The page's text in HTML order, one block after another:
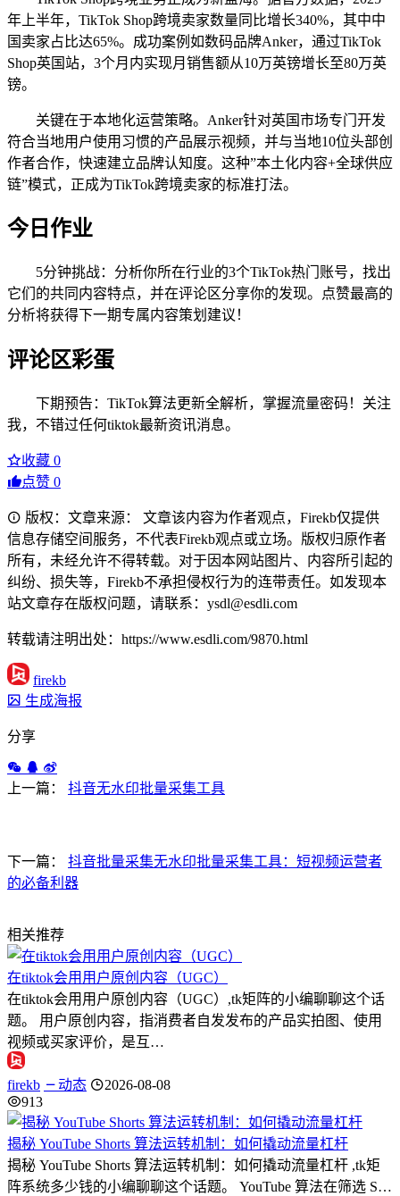
年上半年，TikTok Shop跨境卖家数量同比增长340%，其中中
国卖家占比达65%。成功案例如数码品牌Anker，通过TikTok
Shop英国站，3个月内实现月销售额从10万英镑增长至80万英
镑。
关键在于本地化运营策略。Anker针对英国市场专门开发
符合当地用户使用习惯的产品展示视频，并与当地10位头部创
作者合作，快速建立品牌认知度。这种”本土化内容+全球供应
链”模式，正成为TikTok跨境卖家的标准打法。
今日作业
5分钟挑战：分析你所在行业的3个TikTok热门账号，找出
它们的共同内容特点，并在评论区分享你的发现。点赞最高的
分析将获得下一期专属内容策划建议！
评论区彩蛋
下期预告：TikTok算法更新全解析，掌握流量密码！关注
我，不错过任何tiktok最新资讯消息。
收藏 0
点赞 0
版权：文章来源： 文章该内容为作者观点，Firekb仅提供
信息存储空间服务，不代表Firekb观点或立场。版权归原作者
所有，未经允许不得转载。对于因本网站图片、内容所引起的
纠纷、损失等，Firekb不承担侵权行为的连带责任。如发现本
站文章存在版权问题，请联系：ysdl@esdli.com
转载请注明出处：https://www.esdli.com/9870.html
firekb
生成海报
分享
上一篇： 抖音无水印批量采集工具
下一篇：
抖音批量采集无水印批量采集工具：短视频运营者
的必备利器
相关推荐
在tiktok会用用户原创内容（UGC）
在tiktok会用用户原创内容（UGC）,tk矩阵的小编聊聊这个话
题。 用户原创内容，指消费者自发发布的产品实拍图、使用
视频或买家评价，是互…
firekb 动态
2026-08-08
913
揭秘 YouTube Shorts 算法运转机制：如何撬动流量杠杆
揭秘 YouTube Shorts 算法运转机制：如何撬动流量杠杆 ,tk矩
阵系统多少钱的小编聊聊这个话题。 YouTube 算法在筛选 S…